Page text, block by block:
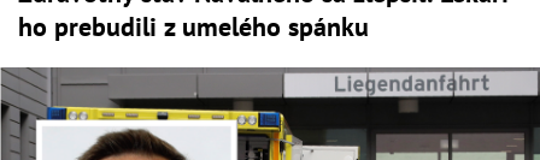
ho prebudili z umelého spánku